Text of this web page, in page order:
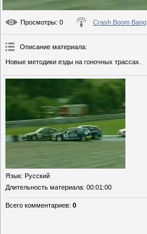
Просмотры: 0 Crash Boom Bang
Описание материала:
Новые методики езды на гоночных трассах.
Язык: Русский
Длительность материала: 00:01:00
Всего комментариев: 0